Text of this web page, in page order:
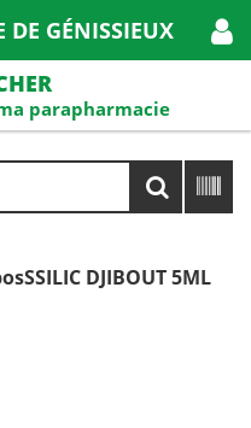
DE GÉNISSIEUX
parapharmacie
DJIBOUT 5ML